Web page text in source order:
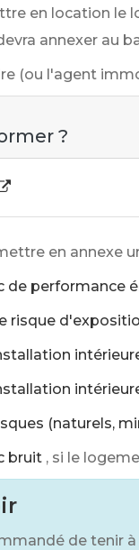
en location le
annexer au
(ou l'agent
?
en annexe
de performance
risque
(naturels,
bruit , si le
de tenir